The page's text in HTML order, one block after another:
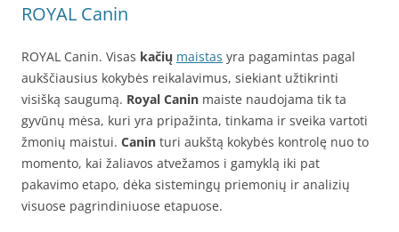
ROYAL Canin
ROYAL Canin. Visas kačių maistas yra pagamintas pagal
aukščiausius kokybės reikalavimus, siekiant užtikrinti
visišką saugumą. Royal Canin maiste naudojama tik ta
gyvūnų mėsa, kuri yra pripažinta, tinkama ir sveika vartoti
žmonių maistui. Canin turi aukštą kokybės kontrolę nuo to
momento, kai žaliavos atvežamos i gamyklą iki pat
pakavimo etapo, dėka sistemingų priemonių ir analizių
visuose pagrindiniuose etapuose.